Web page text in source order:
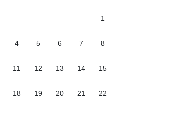
1
4 5 6 7 8
11 12 13 14 15
18 19 20 21 22